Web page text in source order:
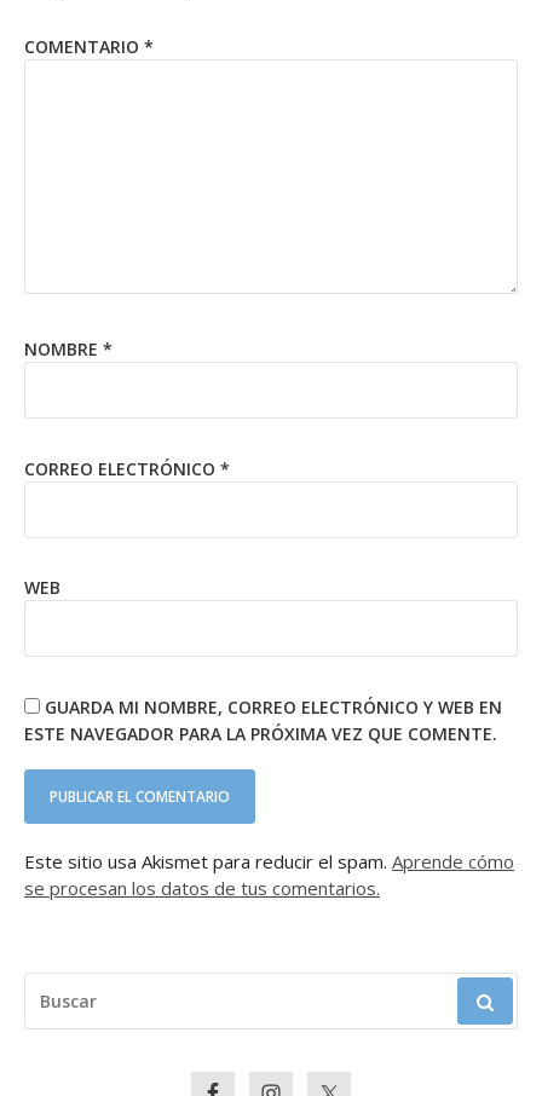
COMENTARIO *
NOMBRE *
CORREO ELECTRÓNICO *
WEB
GUARDA MI NOMBRE, CORREO ELECTRÓNICO Y WEB EN
ESTE NAVEGADOR PARA LA PRÓXIMA VEZ QUE COMENTE.
Este sitio usa Akismet para reducir el spam. Aprende cómo
se procesan los datos de tus comentarios.